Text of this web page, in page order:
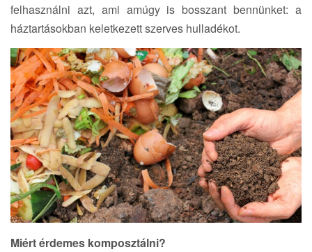
felhasználni azt, ami amúgy is bosszant bennünket: a
háztartásokban keletkezett szerves hulladékot.
Miért érdemes komposztálni?